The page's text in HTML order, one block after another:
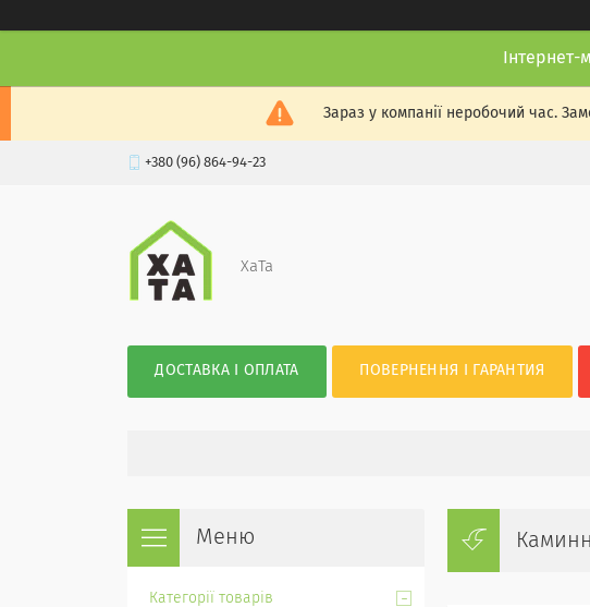
Зараз у компанії неробочий час.
+380 (96) 864-94-23
XaTa
ДОСТАВКА І ОПЛАТА ПОВЕРНЕННЯ І ГАРАНТИЯ
Категорії товарів